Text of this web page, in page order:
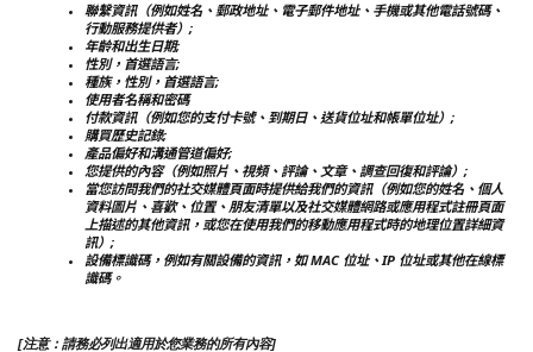
聯繫資訊（例如姓名、郵政地址、電子郵件地址、手機或其他電話號碼、
行動服務提供者）;
年齡和出生日期;
性別，首選語言;
種族，性別，首選語言;
使用者名稱和密碼
付款資訊（例如您的支付卡號、到期日、送貨位址和帳單位址）;
購買歷史記錄;
產品偏好和溝通管道偏好;
您提供的內容（例如照片、視頻、評論、文章、調查回復和評論）;
當您訪問我們的社交媒體頁面時提供給我們的資訊（例如您的姓名、個人
資料圖片、喜歡、位置、朋友清單以及社交媒體網路或應用程式註冊頁面
上描述的其他資訊，或您在使用我們的移動應用程式時的地理位置詳細資
訊）;
設備標識碼，例如有關設備的資訊，如 MAC 位址、IP 位址或其他在線標
識碼。
[注意：請務必列出適用於您業務的所有內容]